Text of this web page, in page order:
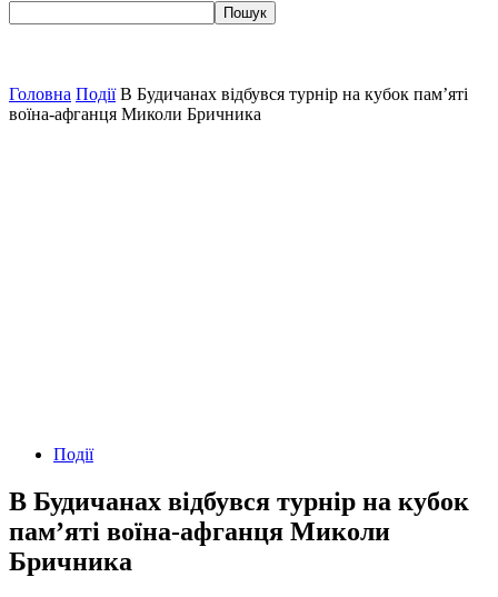
Головна Події В Будичанах відбувся турнір на кубок пам’яті
воїна-афганця Миколи Бричника
Події
В Будичанах відбувся турнір на кубок
пам’яті воїна-афганця Миколи
Бричника